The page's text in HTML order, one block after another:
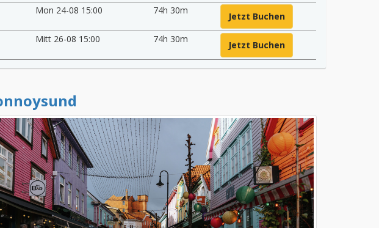
Mon 24-08 15:00 74h 30m
Jetzt Buchen
Mitt 26-08 15:00 74h 30m
Jetzt Buchen